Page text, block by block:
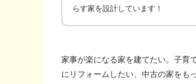
らす家を設計しています！
家事が楽になる家を建てたい。子育
にリフォームしたい、中古の家をも